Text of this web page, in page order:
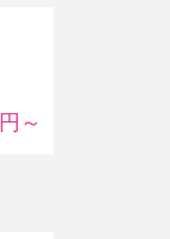
円～